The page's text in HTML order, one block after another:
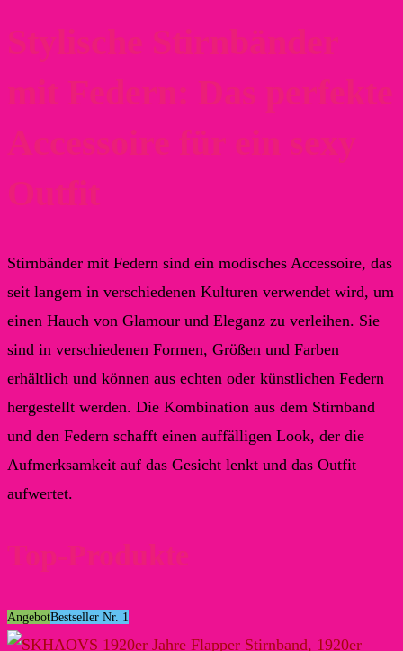
Stylische Stirnbänder
mit Federn: Das perfekte
Accessoire für ein sexy
Outfit
Stirnbänder mit Federn sind ein modisches Accessoire, das
seit langem in verschiedenen Kulturen verwendet wird, um
einen Hauch von Glamour und Eleganz zu verleihen. Sie
sind in verschiedenen Formen, Größen und Farben
erhältlich und können aus echten oder künstlichen Federn
hergestellt werden. Die Kombination aus dem Stirnband
und den Federn schafft einen auffälligen Look, der die
Aufmerksamkeit auf das Gesicht lenkt und das Outfit
aufwertet.
Top-Produkte
AngebotBestseller Nr. 1